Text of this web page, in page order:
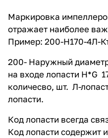
Маркировка
отражает наиболее
Пример: 200-Н170-4Л-
200- Наружный
на входе лопасти H*G
количесво, шт. Л-
лопасти.
Код лопасти всегда
Код лопасти содержит